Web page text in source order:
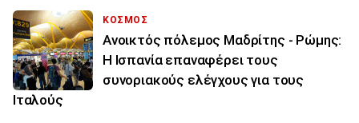
ΚΟΣΜΟΣ
Ανοικτός πόλεμος Μαδρίτης - Ρώμης:
Η Ισπανία επαναφέρει τους
συνοριακούς ελέγχους για τους
Ιταλούς